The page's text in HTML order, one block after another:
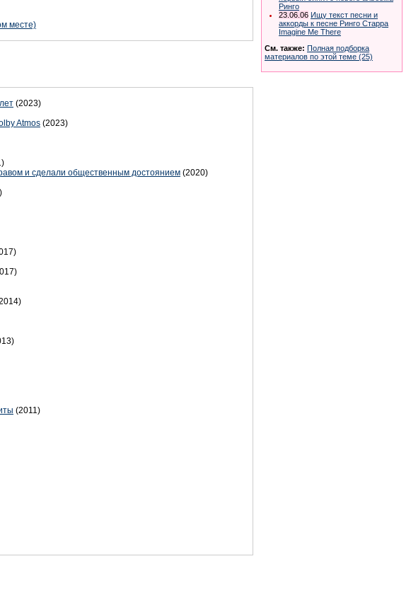
месте)
(2023)
Atmos (2023)
и сделали общественным достоянием (2020)
(2011)
Ринго
23.06.06 Ищу текст песни и
аккорды к песне Ринго Старра
Imagine Me There
См. также: Полная подборка
материалов по этой теме (25)